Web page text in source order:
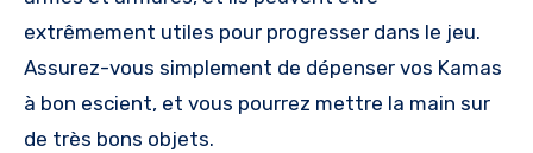
extrêmement utiles pour progresser dans le jeu.
Assurez-vous simplement de dépenser vos Kamas
à bon escient, et vous pourrez mettre la main sur
de très bons objets.